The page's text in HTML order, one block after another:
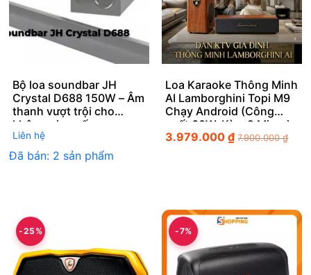
Bộ loa soundbar JH
Crystal D688 150W – Âm
thanh vượt trội cho
không gian sống
Liên hệ
Đã bán: 2 sản phẩm
Loa Karaoke Thông Minh
AI Lamborghini Topi M9
Chạy Android (Công
suất 60W, Kèm 2 Micro)
3.979.000₫ 7.900.000₫
-25% -7%